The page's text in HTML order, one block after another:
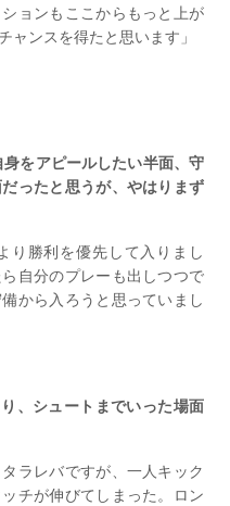
ョンもここからもっと上が
ャンスを得たと思います」
をアピールしたい半面、守
ったと思うが、やはりまず
り勝利を優先して入りまし
自分のプレーも出しつつで
から入ろうと思っていまし
、シュートまでいった場面
ラレバですが、一人キック
チが伸びてしまった。ロン